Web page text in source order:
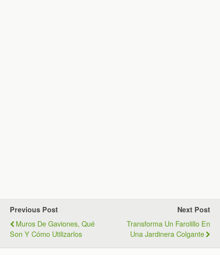
Previous Post
Muros De Gaviones, Qué
Son Y Cómo Utilizarlos
Next Post
Transforma Un Farolillo En
Una Jardinera Colgante